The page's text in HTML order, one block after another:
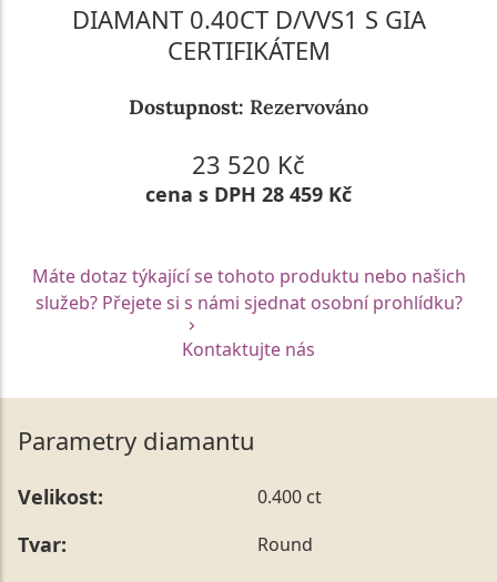
DIAMANT 0.40CT D/VVS1 S GIA
CERTIFIKÁTEM
Dostupnost: Rezervováno
23 520 Kč
cena s DPH 28 459 Kč
Máte dotaz týkající se tohoto produktu nebo našich
služeb? Přejete si s námi sjednat osobní prohlídku?
Kontaktujte nás
Parametry diamantu
Velikost: 0.400 ct
Tvar: Round